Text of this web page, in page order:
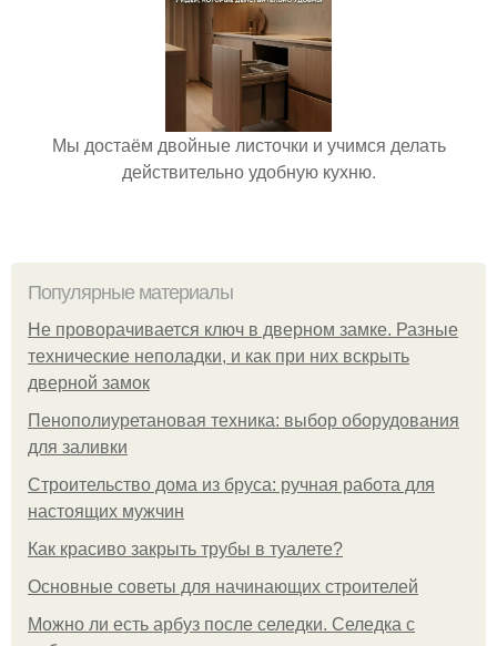
Мы достаём двойные листочки и учимся делать
действительно удобную кухню.
Популярные материалы
Не проворачивается ключ в дверном замке. Разные
технические неполадки, и как при них вскрыть
дверной замок
Пенополиуретановая техника: выбор оборудования
для заливки
Строительство дома из бруса: ручная работа для
настоящих мужчин
Как красиво закрыть трубы в туалете?
Основные советы для начинающих строителей
Можно ли есть арбуз после селедки. Селедка с